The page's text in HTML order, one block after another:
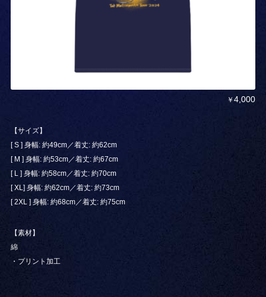
￥4,000
【サイズ】
[ S ] 身幅: 約49cm／着丈: 約62cm
[ M ] 身幅: 約53cm／着丈: 約67cm
[ L ] 身幅: 約58cm／着丈: 約70cm
[ XL] 身幅: 約62cm／着丈: 約73cm
[ 2XL ] 身幅: 約68cm／着丈: 約75cm
【素材】
綿
・プリント加工